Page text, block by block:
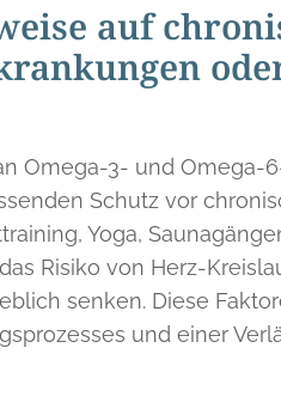
auf
Omega-3- und Omega-
Schutz vor
Yoga,
Risiko von Herz-
senken. Diese
und einer